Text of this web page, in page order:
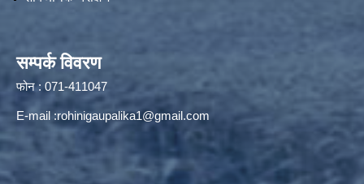
सम्पर्क विवरण
फोन : 071-411047
E-mail :rohinigaupalika1@gmail.com